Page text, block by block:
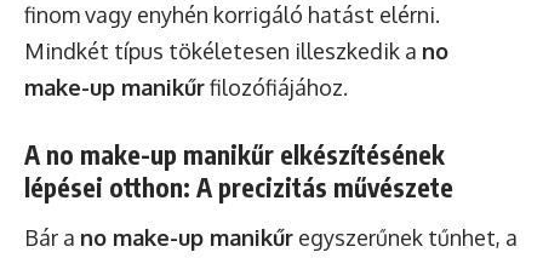
finom vagy enyhén korrigáló hatást elérni.
Mindkét típus tökéletesen illeszkedik a no
make-up manikűrfilozófiájához.
A no make-up manikűr elkészítésének
lépései otthon: A precizitás művészete
Bár a no make-up manikűr egyszerűnek tűnhet, a